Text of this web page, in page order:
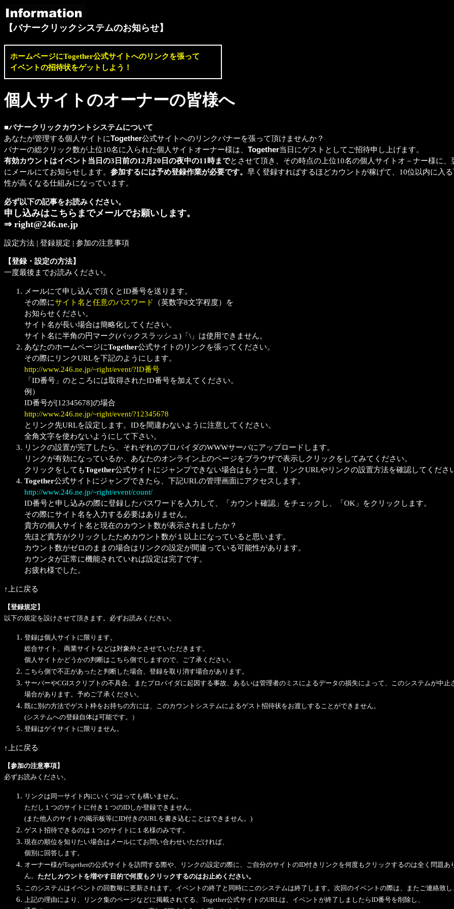
【バナークリックシステムのお知らせ】
ホームページにTogether公式サイトへのリンクを張って
イベントの招待状をゲットしよう！
個人サイトのオーナーの皆様へ
■バナークリックカウントシステムについて
あなたが管理する個人サイトにTogether公式サイトへのリンクバナーを張って頂けませんか？
バナーの総クリック数が上位10名に入られた個人サイトオーナー様は、 Together当日にゲストとしてご招待申し上げます。
有効カウントはイベント当日の3日前の12月20日の夜中の11時までとさせて頂き、その時点の上位10名の個人サイトオ－ナー様に、
にメールにてお知らせします。 参加するには予め登録作業が必要です。 早く登録すればするほどカウントが稼げて、10位以内に入
性が高くなる仕組みになっています。
必ず以下の記事をお読みください。
申し込みはこちらまでメールでお願いします。
⇒ right@246.ne.jp
設定方法 | 登録規定 | 参加の注意事項
【登録・設定の方法】
一度最後までお読みください。
メールにて申し込んで頂くとID番号を送ります。
その際にサイト名 と任意のパスワード
（英数字8文字程度）を
お知らせください。
サイト名が長い場合は簡略化してください。
サイト名に半角の円マーク(バックスラッシュ)「\」は使用できません。
あなたのホームページにTogether公式サイトのリンクを張ってください。
その際にリンクURLを下記のようにします。
http://www.246.ne.jp/~right/event/?ID番号
「ID番号」のところには取得されたID番号を加えてください。
例）
ID番号が[12345678]の場合
http://www.246.ne.jp/~right/event/?12345678
とリンク先URLを設定します。IDを間違わないように注意してください。
全角文字を使わないようにして下さい。
リンクの設置が完了したら、それぞれのプロバイダのWWWサーバにアップロードします。
リンクが有効になっているか、あなたのオンライン上のページをブラウザで表示しクリックをしてみてください。
クリックをしてもTogether公式サイトにジャンプできない場合はもう一度、リンクURLやリンクの設置方法を確認してくださ
Together公式サイトにジャンプできたら、下記URLの管理画面にアクセスします。
http://www.246.ne.jp/~right/event/count/
ID番号と申し込みの際に登録したパスワードを入力して、「カウント確認」をチェックし、「OK」をクリックします。
その際にサイト名を入力する必要はありません。
貴方の個人サイト名と現在のカウント数が表示されましたか？
先ほど貴方がクリックしたためカウント数が１以上になっていると思います。
カウント数がゼロのままの場合はリンクの設定が間違っている可能性があります。
カウンタが正常に機能されていれば設定は完了です。
お疲れ様でした。
↑上に戻る
【登録規定】
以下の規定を設けさせて頂きます。必ずお読みください。
登録は個人サイトに限ります。
総合サイト、商業サイトなどは対象外とさせていただきます。
個人サイトかどうかの判断はこちら側でしますので、ご了承ください。
こちら側で不正があったと判断した場合、登録を取り消す場合があります。
サーバーやCGIスクリプトの不具合、またプロバイダに起因する事故、あるいは管理者のミスによるデータの損失によって、このシステムが中止
場合があります。予めご了承ください。
既に別の方法でゲスト枠をお持ちの方には、このカウントシステムによるゲスト招待状をお渡しすることができません。
(システムへの登録自体は可能です。）
登録はゲイサイトに限りません。
↑上に戻る
【参加の注意事項】
必ずお読みください。
リンクは同一サイト内にいくつはっても構いません。
ただし１つのサイトに付き１つのIDしか登録できません。
(また他人のサイトの掲示板等にID付きのURLを書き込むことはできません。)
ゲスト招待できるのは１つのサイトに１名様のみです。
現在の順位を知りたい場合はメールにてお問い合わせいただければ、
個別に回答します。
オーナー様がTogetherの公式サイトを訪問する際や、リンクの設定の際に、ご自分のサイトのID付きリンクを何度もクリックするのは全く問題あ
ん。 ただしカウントを増やす目的で何度もクリックするのはお止めください。
このシステムはイベントの回数毎に更新されます。イベントの終了と同時にこのシステムは終了します。次回のイベントの際は、またご連絡致
上記の理由により、リンク集のページなどに掲載されてる、Together公式サイトのURLは、イベントが終了しましたらID番号を削除し、